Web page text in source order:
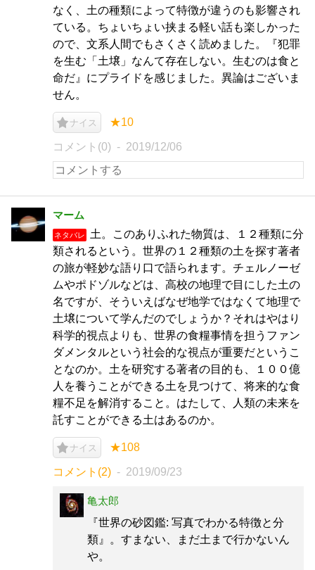
なく、土の種類によって特徴が違うのも影響され
ている。ちょいちょい挟まる軽い話も楽しかった
ので、文系人間でもさくさく読めました。『犯罪
を生む「土壌」なんて存在しない。生むのは食と
命だ』にプライドを感じました。異論はございま
せん。
ナイス ★10
コメント(0) 2019/12/06
マーム
ネタバレ
土。このありふれた物質は、１２種類に分
類されるという。世界の１２種類の土を探す著者
の旅が軽妙な語り口で語られます。チェルノーゼ
ムやポドゾルなどは、高校の地理で目にした土の
名ですが、そういえばなぜ地学ではなくて地理で
土壌について学んだのでしょうか？それはやはり
科学的視点よりも、世界の食糧事情を担うファン
ダメンタルという社会的な視点が重要だというこ
となのか。土を研究する著者の目的も、１００億
人を養うことができる土を見つけて、将来的な食
糧不足を解消すること。はたして、人類の未来を
託すことができる土はあるのか。
ナイス ★108
コメント(2) 2019/09/23
亀太郎
『世界の砂図鑑: 写真でわかる特徴と分
類』。すまない、まだ土まで行かないん
や。